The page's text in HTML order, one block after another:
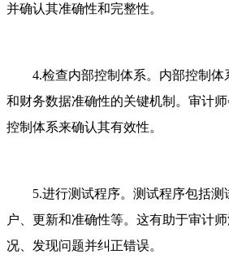
并确认其准确性和完整性。
4.检查内部控制体系。内部控制
和财务数据准确性的关键机制。审计
控制体系来确认其有效性。
5.进行测试程序。测试程序包括
户、更新和准确性等。这有助于审计
况、发现问题并纠正错误。